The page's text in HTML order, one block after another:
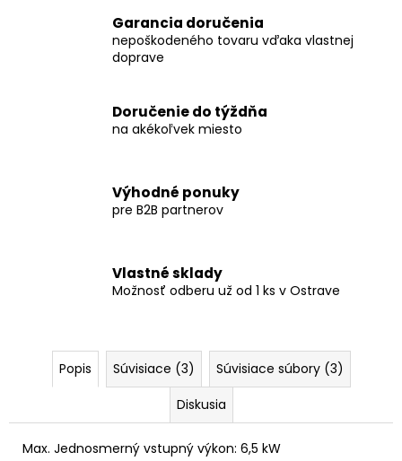
Garancia doručenia
nepoškodeného tovaru vďaka vlastnej
doprave
Doručenie do týždňa
na akékoľvek miesto
Výhodné ponuky
pre B2B partnerov
Vlastné sklady
Možnosť odberu už od 1 ks v Ostrave
Popis Súvisiace (3)
Súvisiace súbory (3)
Diskusia
Max. Jednosmerný vstupný výkon: 6,5 kW